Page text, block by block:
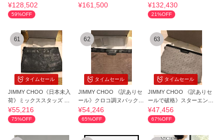
応☆ユニセックス
¥128,502
59%OFF
ミディアム
¥161,500
MG
¥132,430
21%OFF
タイムセール
61
JIMMY CHOO《日本未入
荷》ミックススタッズ レ
ザーDEREK グレー
¥55,216
75%OFF
タイムセール
62
JIMMY CHOO 《訳ありセ
ール》クロコ調ヌバックD
EREK ライラック
¥54,246
65%OFF
タイムセール
63
JIMMY CHOO 《訳ありセ
ールで破格》スターエンボ
スDEREK グレー
¥47,456
67%OFF